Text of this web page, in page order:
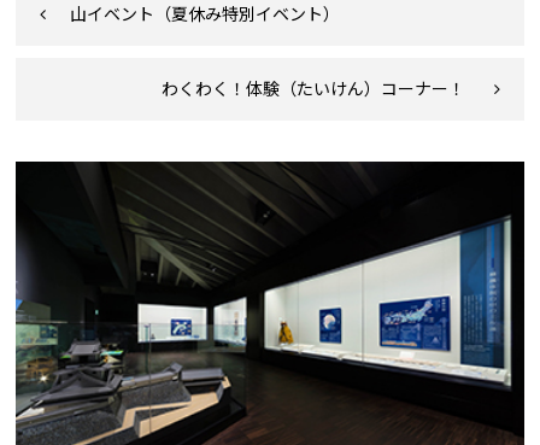
山イベント（夏休み特別イベント）
わくわく！体験（たいけん）コーナー！